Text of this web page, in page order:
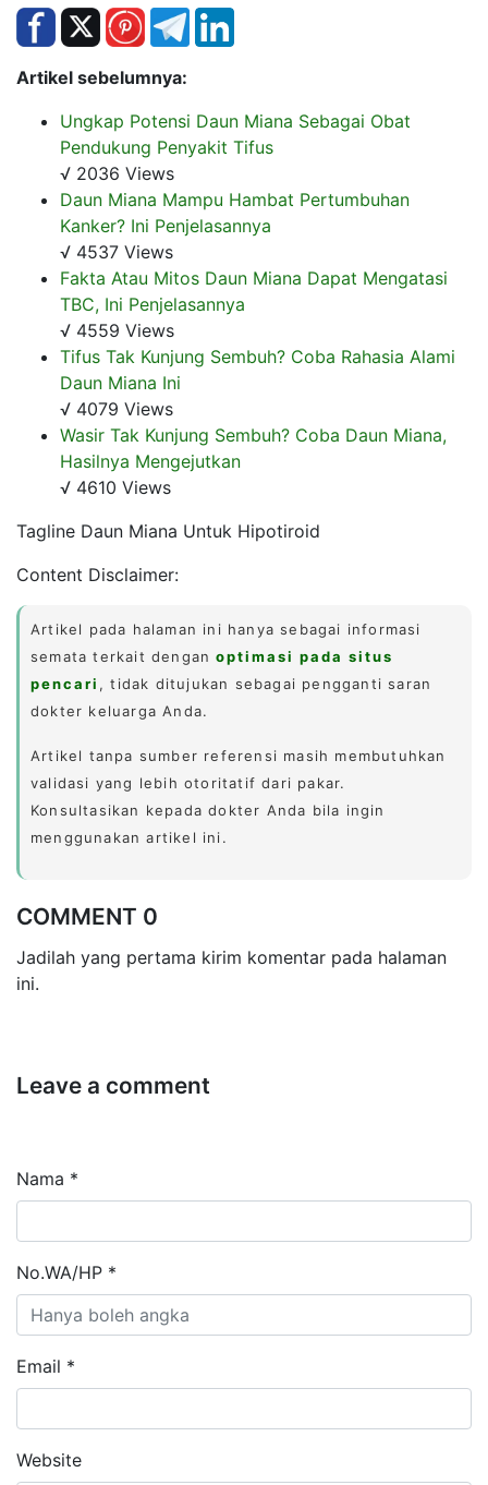
Artikel sebelumnya:
Ungkap Potensi Daun Miana Sebagai Obat
Pendukung Penyakit Tifus
√ 2036 Views
Daun Miana Mampu Hambat Pertumbuhan
Kanker? Ini Penjelasannya
√ 4537 Views
Fakta Atau Mitos Daun Miana Dapat Mengatasi
TBC, Ini Penjelasannya
√ 4559 Views
Tifus Tak Kunjung Sembuh? Coba Rahasia Alami
Daun Miana Ini
√ 4079 Views
Wasir Tak Kunjung Sembuh? Coba Daun Miana,
Hasilnya Mengejutkan
√ 4610 Views
Tagline Daun Miana Untuk Hipotiroid
Content Disclaimer:
Artikel pada halaman ini hanya sebagai informasi
semata terkait denganoptimasi pada situs
pencari , tidak ditujukan sebagai pengganti saran
dokter keluarga Anda.
Artikel tanpa sumber referensi masih membutuhkan
validasi yang lebih otoritatif dari pakar.
Konsultasikan kepada dokter Anda bila ingin
menggunakan artikel ini.
COMMENT 0
Jadilah yang pertama kirim komentar pada halaman
ini.
Leave a comment
Nama *
No.WA/HP *
Email *
Website